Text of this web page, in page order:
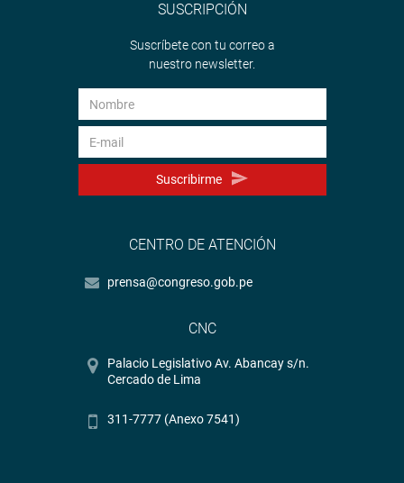
SUSCRIPCIÓN
Suscríbete con tu correo a
nuestro newsletter.
Suscribirme
CENTRO DE ATENCIÓN
prensa@congreso.gob.pe
CNC
Palacio Legislativo Av. Abancay s/n.
Cercado de Lima
311-7777 (Anexo 7541)